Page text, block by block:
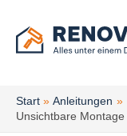
Inhalt
springen
Start
Anleitungen
Unsichtbare